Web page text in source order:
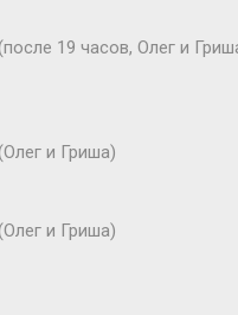
19 часов, Олег и
и Гриша)
и Гриша)